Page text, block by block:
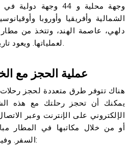
الشمالية وأفريقيا وأوروبا
دلهي، عاصمة الهند، وتتخذ من مطار
عملية الحجز مع
هناك تتوفر طرق متعددة لحجز رحلات
يمكنك أن تحجز رحلتك مع هذه
الإلكتروني على الإنترنت وعبر
أو من خلال مكاتبها في المطار
السفر. وفيما يلي تفاصيل أكثر عن ذلك: